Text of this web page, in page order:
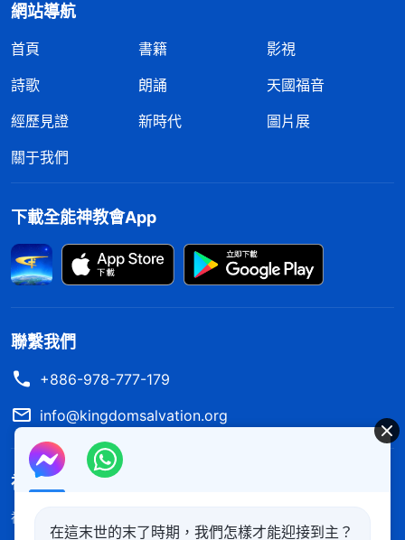
把自己的身體累垮了才不得 不停下來，追求名利真
是讓我活得好苦好累。若不是全能神話語的揭示，我
永遠不會知道自己追求的東西是錯誤的，是撒但苦害
人的一種手段。
慢慢地，隨着姊妹們經常來與我交通全能神的
話，我對全能神的作工越來越定真，同時對撒但苦害
人的方式、手段也越來越有分辨。這段時間，我看到
身邊的一個女同事，她和丈夫為了賺錢一起來日本打
拼，雖然也挣到了一些錢，但是後來她丈夫身體開始
知這樣的消息後，他們再也無心來日本挣錢了，一家
都在追求金錢、名利，人把這二者當作救命稻草，當
作唯一的依靠，似乎擁有了金錢與名利人就能持續地
活着，就會免去一死，但是當死亡臨近的時候，人才
發現金錢與名利離人是那麽遥遠，而人在死亡面前是
如此的孤獨、無依無靠，如此的無助；原來人的生命
網站導航
首頁 書籍
影視
詩歌
朗誦
天國福音
經歷見證
新時代
圖片展
關于我們
下載全能神教會App
聯繫我們
+886-978-777-179
info@kingdomsalvation.org
神的國度降臨了
神的國度已經降臨在人間！你想進入神的國度嗎？
在這末世的末了時期，我們怎樣才能迎接到主？